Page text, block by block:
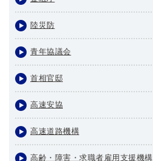
陸災防
青年協議会
首相官邸
高速安協
高速道路機構
高齢・障害・求職者雇用支援機構